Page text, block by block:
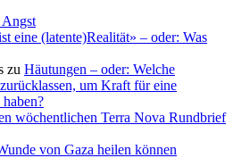
Angst
eine (latente)Realität» – oder: Was
zu Häutungen – oder: Welche
um Kraft für eine
wöchentlichen Terra Nova Rundbrief
von Gaza heilen können